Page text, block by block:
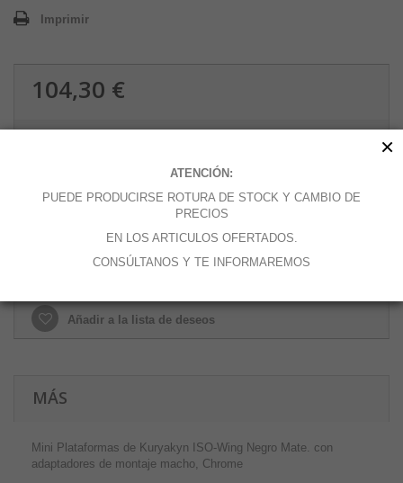
Imprimir
104,30 €
Añadir al carrito
Añadir a la lista de deseos
MÁS
Mini Plataformas de Kuryakyn ISO-Wing Negro Mate. con
adaptadores de montaje macho, Chrome
ATENCIÓN:
PUEDE PRODUCIRSE ROTURA DE STOCK Y CAMBIO DE
PRECIOS
EN LOS ARTICULOS OFERTADOS.
CONSÚLTANOS Y TE INFORMAREMOS
×